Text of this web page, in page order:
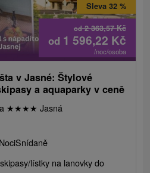
od2 363,57Kč
Sleva 32 %
od 1 596,22 Kč
/noc/osoba
v Jasné: Štylové
a aquaparky v ceně
★★★★ Jasná
Snídaně
lístky na lanovky do